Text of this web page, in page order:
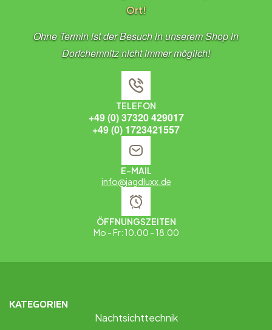
Ort!
Ohne Termin ist der Besuch in unserem Shop in
Dorfchemnitz nicht immer möglich!
TELEFON
+49 (0) 37320 429017
+49 (0) 1723421557
E-MAIL
info@jagdluxx.de
ÖFFNUNGSZEITEN
Mo - Fr: 10.00 - 18.00
KATEGORIEN
Nachtsichttechnik